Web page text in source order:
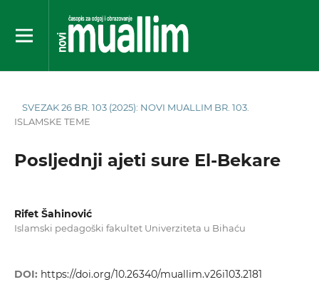
SVEZAK 26 BR. 103 (2025): NOVI MUALLIM BR. 103.
ISLAMSKE TEME
Posljednji ajeti sure El-Bekare
Rifet Šahinović
Islamski pedagoški fakultet Univerziteta u Bihaću
DOI: https://doi.org/10.26340/muallim.v26i103.2181